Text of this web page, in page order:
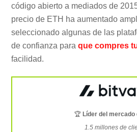
código abierto a mediados de
precio de ETH ha aumentado
seleccionado algunas de las
de confianza paraque compres
facilidad.
🏆 Líder del mercado
1.5 millones de